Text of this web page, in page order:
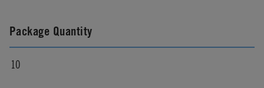
Package Quantity
10